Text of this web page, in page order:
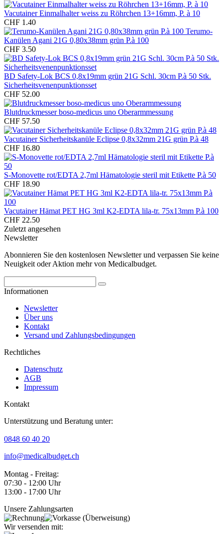
Vacutainer Einmalhalter weiss zu Röhrchen 13+16mm, P. à 10
CHF 1.40
Terumo-
Kanülen Agani 21G 0,80x38mm grün P.à 100
CHF 3.50
BD Safety-Lok BCS 0,8x19mm grün 21G Schl. 30cm P.à 50 Stk.
Sicherheitsvenenpunktionsset
CHF 52.00
Blutdruckmesser boso-medicus uno Oberarmmessung
CHF 57.50
Vacutainer Sicherheitskanüle Eclipse 0,8x32mm 21G grün P.à 48
CHF 16.80
S-Monovette rot/EDTA 2,7ml Hämatologie steril mit Etikette P.à 50
CHF 18.90
Vacutainer Hämat PET HG 3ml K2-EDTA lila-tr. 75x13mm P.à 100
CHF 22.50
Zuletzt angesehen
Newsletter
Abonnieren Sie den kostenlosen Newsletter und verpassen Sie keine
Neuigkeit oder Aktion mehr von Medicalbudget.
Informationen
Newsletter
Über uns
Kontakt
Versand und Zahlungsbedingungen
Rechtliches
Datenschutz
AGB
Impressum
Kontakt
Unterstützung und Beratung unter:
0848 60 40 20
info@medicalbudget.ch
Montag - Freitag:
07:30 - 12:00 Uhr
13:00 - 17:00 Uhr
Unsere Zahlungsarten
Wir versenden mit: